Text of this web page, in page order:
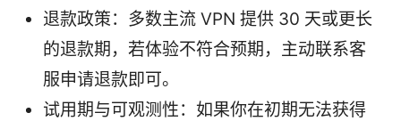
退款政策：多数主流 VPN 提供 30 天或更长
的退款期，若体验不符合预期，主动联系客
服申请退款即可。
试用期与可观测性：如果你在初期无法获得